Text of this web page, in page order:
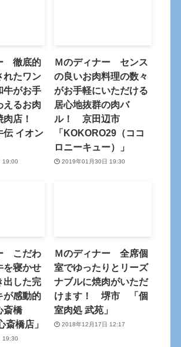
徹底的
れたワン
牛がお手
えるお肉
肉店！
イオン
19:00
Ｍのディナー センス
の良いお肉料理の数々
がお手軽にいただける
居心地抜群の肉バ
ル！ 京田辺市
「KOKORO29（ココ
ロニーキュー）」
2019年01月30日 19:30
こだわ
を寝かせ
出した完
が感動的
斎橋
斎橋店」
19:30
Ｍのディナー 全席個
室でゆったりとリーズ
ナブルに焼肉がいただ
けます！ 堺市 「個
室肉処 武苑」
2018年12月17日 12:17